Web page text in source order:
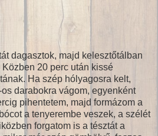
dagasztok, majd kelesztőtálban
20 perc után kissé
Ha szép hólyagosra kelt,
darabokra vágom, egyenként
pihentetem, majd formázom a
a tenyerembe veszek, a szélét
forgatom is a tésztát a